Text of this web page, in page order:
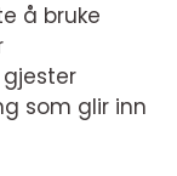
å bruke
som glir inn